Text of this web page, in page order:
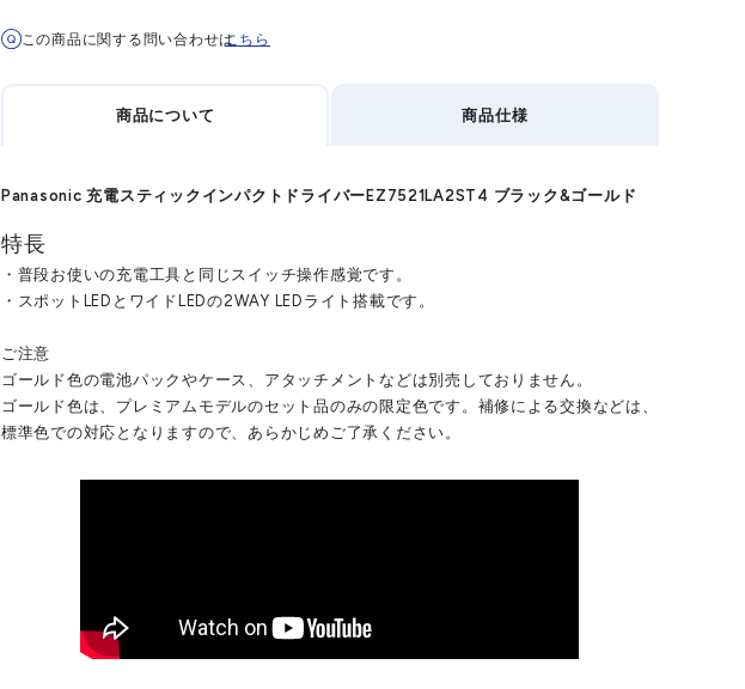
この商品に関する問い合わせはこちら
商品について
Panasonic 充電スティックインパクトドライバーEZ7521LA2ST4 ブラック&ゴールド
特長
・普段お使いの充電工具と同じスイッチ操作感覚です。
・スポットLEDとワイドLEDの2WAY LEDライト搭載です。
ご注意
ゴールド色の電池パックやケース、アタッチメントなどは別売しておりません。
ゴールド色は、プレミアムモデルのセット品のみの限定色です。補修による交換などは、
標準色での対応となりますので、あらかじめご了承ください。
商品仕様